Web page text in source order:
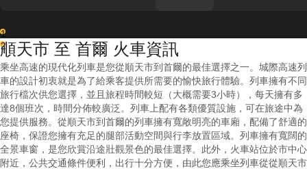
1
2
順天市 至 首爾 火車資訊
乘坐高速的現代化列車是您從順天市到首爾的最佳選擇之一。城際高速列
車的設計初衷就是為了給乘客提供所需要的愉快旅行體驗。列車擁有不同
旅行檔次供您選擇，並且旅程時間較短（大概需要3小時），每天擁有多
達8個班次，時間分佈較廣泛。列車上配有各類優質設施，可在旅途中為
您提供服務。從順天市到首爾的列車擁有寬敞明亮的車廂，配備了舒適的
座椅，保證您擁有充足的腿部活動空間與行李放置區域。列車擁有寬闊的
全景車窗，是您欣賞沿途壯觀景色的最佳選擇。此外，火車站位於市中心
附近，公共交通條件便利，出行十分方便，由此您應乘坐列車從從順天市